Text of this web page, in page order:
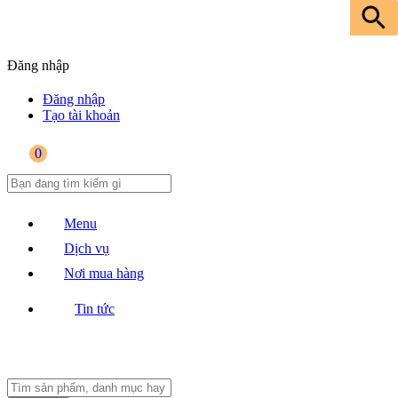
Đăng nhập
Đăng nhập
Tạo tài khoản
0
Menu
Dịch vụ
Nơi mua hàng
Tin tức